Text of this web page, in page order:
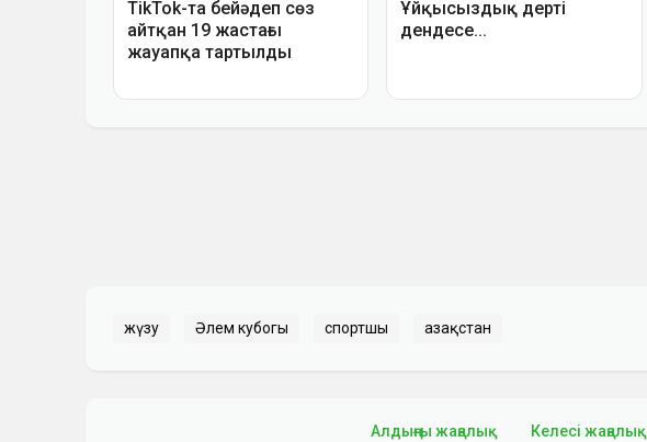
жүзу Әлем кубогы спортшы Қазақстан
Алдыңғы жаңалық Келесі жаңалық